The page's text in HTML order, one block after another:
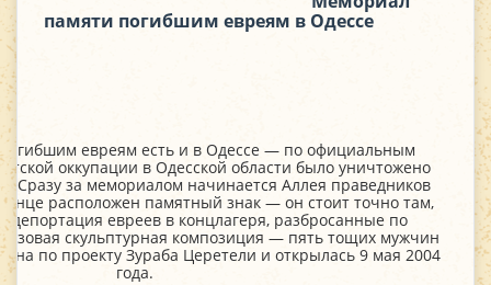
памяти погибшим евреям в Одессе
евреям есть и в Одессе — по официальным
оккупации в Одесской области было уничтожено
Сразу за мемориалом начинается Аллея праведников
расположен памятный знак — он стоит точно там,
депортация евреев в концлагеря, разбросанные по
скульптурная композиция — пять тощих мужчин
по проекту Зураба Церетели и открылась 9 мая 2004
года.